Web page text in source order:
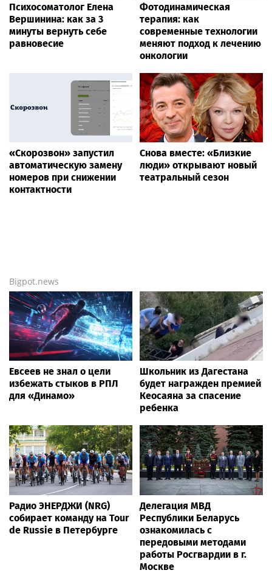
Психосоматолог Елена
Вершинина: как за 3
минуты вернуть себе
равновесие
Фотодинамическая
терапия: как
современные технологии
меняют подход к лечению
онкологии
«Скорозвон» запустил
автоматическую замену
номеров при снижении
контактности
Снова вместе: «Близкие
люди» открывают новый
театральный сезон
Bigpot.news
Евсеев не знал о цели
избежать стыков в РПЛ
для «Динамо»
Школьник из Дагестана
будет награжден премией
Кеосаяна за спасение
ребенка
Радио ЭНЕРДЖИ (NRG)
собирает команду на Tour
de Russie в Петербурге
Делегация МВД
Республики Беларусь
ознакомилась с
передовыми методами
работы Росгвардии в г.
Москве